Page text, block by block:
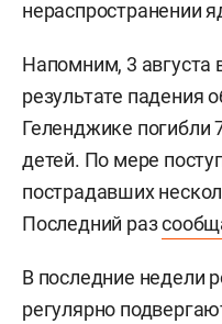
нераспространении
Напомним, 3 августа
результате падения
Геленджике погибли
детей. По мере
пострадавших
Последний раз
В последние недели
регулярно